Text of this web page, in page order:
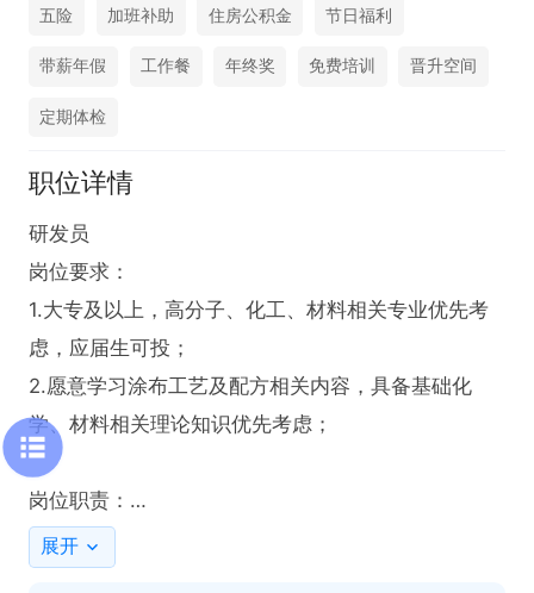
五险 加班补助 住房公积金 节日福利
带薪年假 工作餐 年终奖 免费培训 晋升空间
定期体检
职位详情
研发员
岗位要求：
1.大专及以上，高分子、化工、材料相关专业优先考
虑，应届生可投；
2.愿意学习涂布工艺及配方相关内容，具备基础化
学、材料相关理论知识优先考虑；
岗位职责：
1.能配合完成实验、数据记录及工艺跟进，服从管
展开